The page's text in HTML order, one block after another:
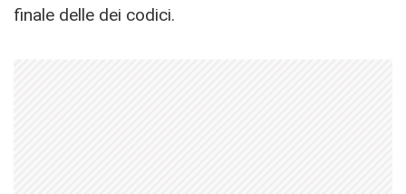
finale delle dei codici.